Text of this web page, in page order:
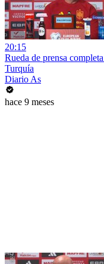
20:15
Rueda de prensa
Turquía
Diario As
hace 9 meses